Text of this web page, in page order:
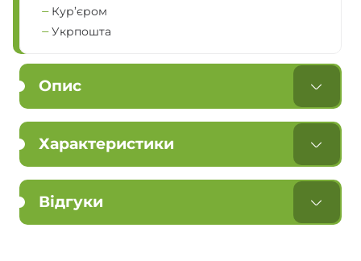
Кур’єром
Укрпошта
Опис
Характеристики
Відгуки